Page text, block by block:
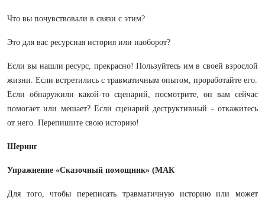
Что вы почувствовали в связи с этим?
Это для вас ресурсная история или наоборот?
Если вы нашли ресурс, прекрасно! Пользуйтесь им в своей взрослой
жизни. Если встретились с травматичным опытом, проработайте его.
Если обнаружили какой-то сценарий, посмотрите, он вам сейчас
помогает или мешает? Если сценарий деструктивный - откажитесь
от него. Перепишите свою историю!
Шеринг
Упражнение «Сказочный помощник» (МАК
Для того, чтобы переписать травматичную историю или может